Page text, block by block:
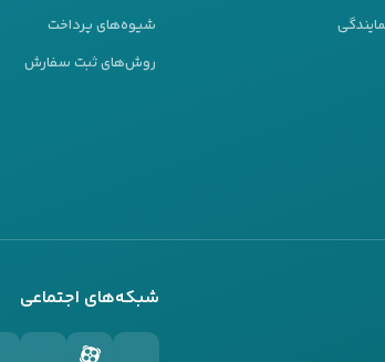
شیوه‌های پرداخت
روش‌های ثبت سفارش
شبکه‌های اجتماعی